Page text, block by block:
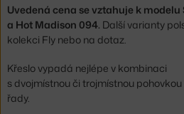
Uvedená cena se vztahuje k
a Hot Madison 094. Další varianty
kolekci Fly nebo na dotaz.
Křeslo vypadá nejlépe v kombinaci
s dvojmístnou či trojmístnou
řady.